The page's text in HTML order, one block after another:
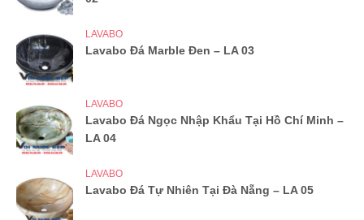
LAVABO
Lavabo Đá Marble Đen – LA 03
LAVABO
Lavabo Đá Ngọc Nhập Khẩu Tại Hồ Chí Minh –
LA 04
LAVABO
Lavabo Đá Tự Nhiên Tại Đà Nẵng – LA 05